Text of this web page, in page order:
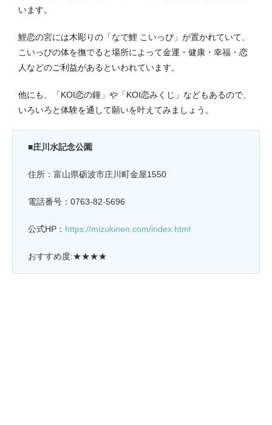
います。
鯉恋の宮には木彫りの「なで鯉 こいっぴ」が置かれていて、
こいっぴの体を撫でると場所によって金運・健康・幸福・恋
人などのご利益があるといわれています。
他にも、「KOI恋の鐘」や「KOI恋みくじ」などもあるので、
いろいろと体験を通して願いを叶えてみましょう。
■庄川水記念公園
住所：富山県砺波市庄川町金屋1550
電話番号：0763-82-5696
公式HP： https://mizukinen.com/index.html
おすすめ度:★★★★